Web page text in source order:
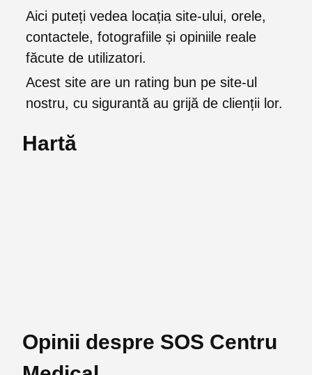
Aici puteți vedea locația site-ului, orele,
contactele, fotografiile și opiniile reale
făcute de utilizatori.
Acest site are un rating bun pe site-ul
nostru, cu sigurantă au grijă de clienții lor.
Hartă
Opinii despre SOS Centru